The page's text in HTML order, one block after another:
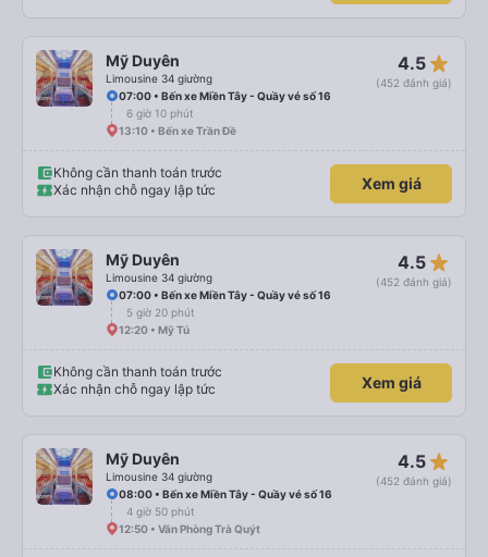
Mỹ Duyên
Limousine 34 giường
4.5 star_rate
(452 đánh giá)
07:00 • Bến xe Miền Tây - Quầy vé số 16
6 giờ 10 phút
13:10 • Bến xe Trần Đề
Không cần thanh toán trước
Xác nhận chỗ ngay lập tức
Xem giá
Mỹ Duyên
Limousine 34 giường
4.5 star_rate
(452 đánh giá)
07:00 • Bến xe Miền Tây - Quầy vé số 16
5 giờ 20 phút
12:20 • Mỹ Tú
Không cần thanh toán trước
Xác nhận chỗ ngay lập tức
Xem giá
Mỹ Duyên
Limousine 34 giường
4.5 star_rate
(452 đánh giá)
08:00 • Bến xe Miền Tây - Quầy vé số 16
4 giờ 50 phút
12:50 • Văn Phòng Trà Quýt